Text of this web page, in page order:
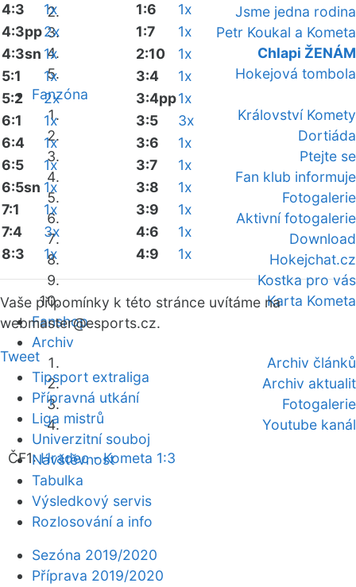
Jsme jedna rodina
Petr Koukal a Kometa
Chlapi ŽENÁM
Hokejová tombola
Fanzóna
Království Komety
Dortiáda
Ptejte se
Fan klub informuje
Fotogalerie
Aktivní fotogalerie
Download
Hokejchat.cz
Kostka pro vás
Karta Kometa
Fanshop
Archiv
Archiv článků
Archiv aktualit
Fotogalerie
Youtube kanál
ČF1:Hradec - Kometa 1:3
4:3
1x
4:3pp2x
4:3sn 1x
5:1
1x
5:2
2x
6:1
1x
6:4
1x
6:5
1x
6:5sn 1x
7:1
1x
7:4
3x
8:3
1x
1:6
1x
1:7
1x
2:10
1x
3:4
1x
3:4pp1x
3:5
3x
3:6
1x
3:7
1x
3:8
1x
3:9
1x
4:6
1x
4:9
1x
Vaše připomínky k této stránce uvítáme na
webmaster@esports.cz.
Tweet
Tipsport extraliga
Přípravná utkání
Liga mistrů
Univerzitní souboj
Návštěvnost
Tabulka
Výsledkový servis
Rozlosování a info
Sezóna 2019/2020
Příprava 2019/2020